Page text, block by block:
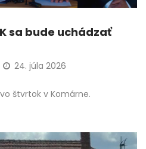
sa bude uchádzať
24. júla 2026
štvrtok v Komárne.